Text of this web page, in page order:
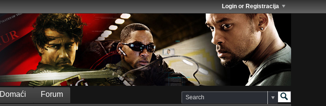
Login or Registracija
Domaći Forum